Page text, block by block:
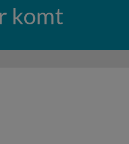
komt